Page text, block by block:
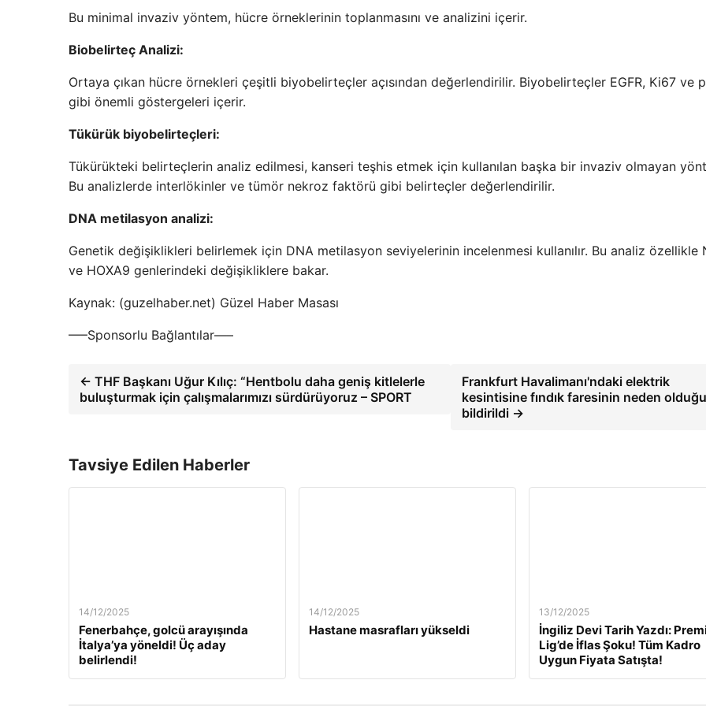
Bu minimal invaziv yöntem, hücre örneklerinin toplanmasını ve analizini içerir.
Biobelirteç Analizi:
Ortaya çıkan hücre örnekleri çeşitli biyobelirteçler açısından değerlendirilir. Biyobelirteçler EGFR, Ki67 ve
gibi önemli göstergeleri içerir.
Tükürük biyobelirteçleri:
Tükürükteki belirteçlerin analiz edilmesi, kanseri teşhis etmek için kullanılan başka bir invaziv olmayan
Bu analizlerde interlökinler ve tümör nekroz faktörü gibi belirteçler değerlendirilir.
DNA metilasyon analizi:
Genetik değişiklikleri belirlemek için DNA metilasyon seviyelerinin incelenmesi kullanılır. Bu analiz özellikle
ve HOXA9 genlerindeki değişikliklere bakar.
Kaynak: (guzelhaber.net) Güzel Haber Masası
—–Sponsorlu Bağlantılar—–
← THF Başkanı Uğur Kılıç: “Hentbolu daha geniş kitlelerle
buluşturmak için çalışmalarımızı sürdürüyoruz – SPORT
Frankfurt Havalimanı'ndaki elektrik
kesintisine fındık faresinin neden olduğu
bildirildi →
Tavsiye Edilen Haberler
14/12/2025
Fenerbahçe, golcü arayışında
İtalya’ya yöneldi! Üç aday
belirlendi!
14/12/2025
Hastane masrafları yükseldi
13/12/2025
İngiliz Devi Tarih Yazdı:
Lig’de İflas Şoku! Tüm Kadro
Uygun Fiyata Satışta!